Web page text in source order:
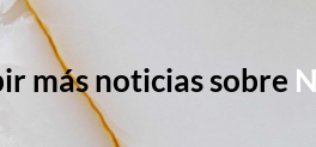
más noticias sobre